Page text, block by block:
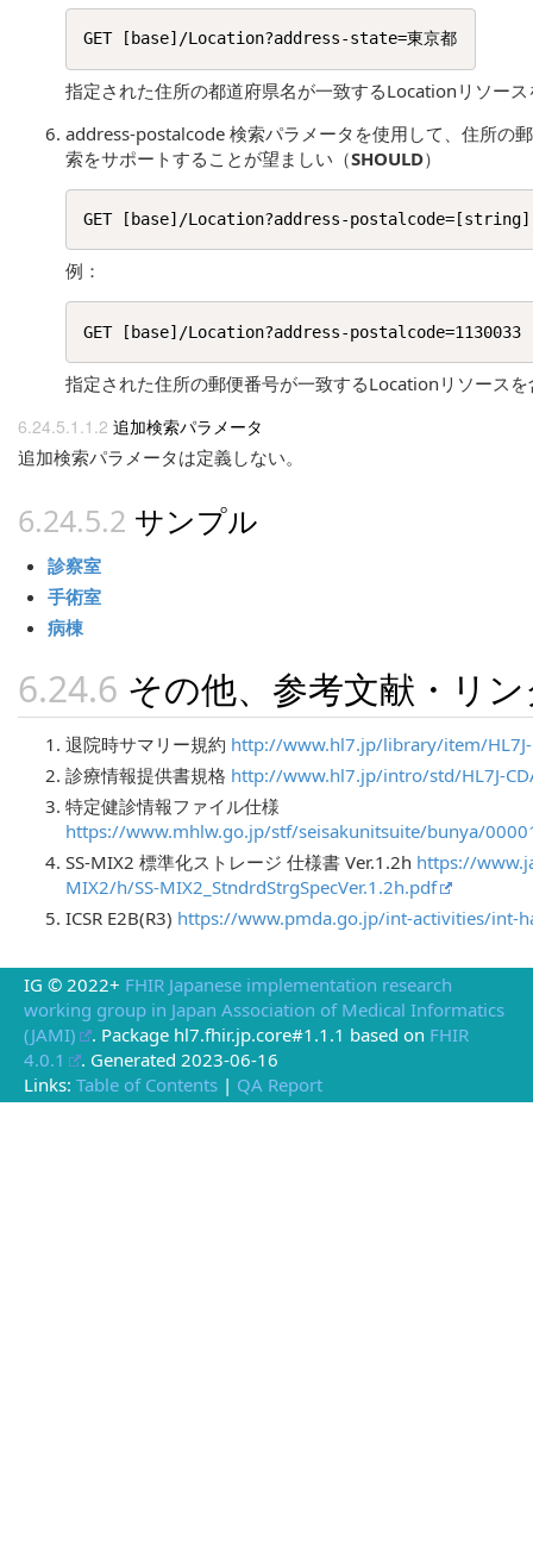
指定された住所の都道府県名が一致するLocationリソー
address-postalcode 検索パラメータを使用して、住所の
索をサポートすることが望ましい（SHOULD）
例：
指定された住所の郵便番号が一致するLocationリソース
追加検索パラメータ
追加検索パラメータは定義しない。
サンプル
診察室
手術室
病棟
その他、参考文献・リ
退院時サマリー規約 http://www.hl7.jp/library/item/
診療情報提供書規格 http://www.hl7.jp/intro/std/HL7J-
特定健診情報ファイル仕様
https://www.mhlw.go.jp/stf/seisakunitsuite/bunya/
SS-MIX2 標準化ストレージ 仕様書 Ver.1.2h https://
MIX2/h/SS-MIX2_StndrdStrgSpecVer.1.2h.pdf
ICSR E2B(R3) https://www.pmda.go.jp/int-activities/int-
IG © 2022+ FHIR Japanese implementation research
working group in Japan Association of Medical Informatics
(JAMI)
. Package hl7.fhir.jp.core#1.1.1 based on FHIR
4.0.1
. Generated 2023-06-16
Links: Table of Contents | QA Report